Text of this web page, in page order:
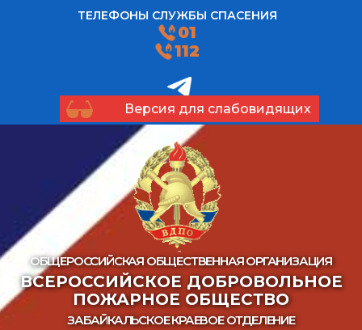
ТЕЛЕФОНЫ СЛУЖБЫ СПАСЕНИЯ
01
112
Версия для слабовидящих
ОБЩЕРОССИЙСКАЯ ОБЩЕСТВЕННАЯ ОРГАНИЗАЦИЯ
ВСЕРОССИЙСКОЕ ДОБРОВОЛЬНОЕ
ПОЖАРНОЕ ОБЩЕСТВО
ЗАБАЙКАЛЬСКОЕ КРАЕВОЕ ОТДЕЛЕНИЕ